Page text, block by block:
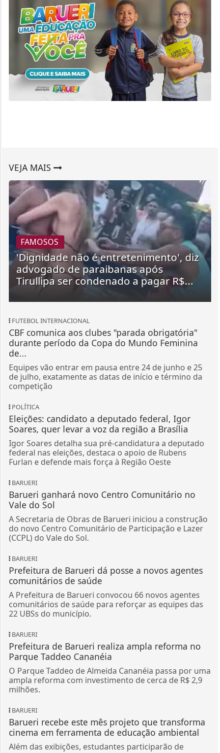
VEJA MAIS
FAMOSOS
'Dignidade não é entretenimento', diz
advogado de paraibanas após
Tirullipa ser condenado a pagar R$...
FUTEBOL INTERNACIONAL
CBF comunica aos clubes "parada obrigatória"
durante período da Copa do Mundo Feminina
de...
Equipes vão entrar em pausa entre 24 de junho e 25
de julho, exatamente as datas de início e término da
competição
POLÍTICA
Eleições: candidato a deputado federal, Igor
Soares, quer levar a voz da região a Brasília
Igor Soares detalha sua pré-candidatura a deputado
federal nas eleições, destaca o apoio de Rubens
Furlan e defende mais força à Região Oeste
BARUERI
Barueri ganhará novo Centro Comunitário no
Vale do Sol
A Secretaria de Obras de Barueri iniciou a construção
do novo Centro Comunitário de Participação e Lazer
(CCPL) do Vale do Sol.
BARUERI
Prefeitura de Barueri dá posse a novos agentes
comunitários de saúde
A Prefeitura de Barueri convocou 66 novos agentes
comunitários de saúde para reforçar as equipes das
22 UBSs do município.
BARUERI
Prefeitura de Barueri realiza ampla reforma no
Parque Taddeo Cananéia
O Parque Taddeo de Almeida Cananéia passa por uma
ampla reforma com investimento de cerca de R$ 2,9
milhões.
BARUERI
Barueri recebe este mês projeto que transforma
cinema em ferramenta de educação ambiental
Além das exibições, estudantes participarão de